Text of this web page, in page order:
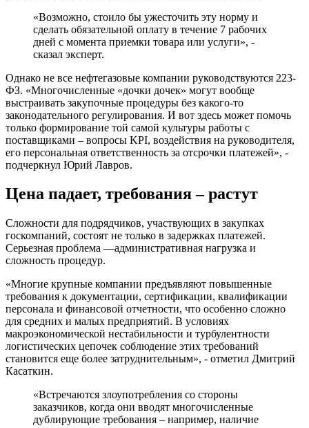
«Возможно, стоило бы ужесточить эту норму и
сделать обязательной оплату в течение 7 рабочих
дней с момента приемки товара или услуги», -
сказал эксперт.
Однако не все нефтегазовые компании руководствуются 223-
ФЗ. «Многочисленные «дочки дочек» могут вообще
выстраивать закупочные процедуры без какого-то
законодательного регулирования. И вот здесь может помочь
только формирование той самой культуры работы с
поставщиками – вопросы KPI, воздействия на руководителя,
его персональная ответственность за отсрочки платежей», -
подчеркнул Юрий Лавров.
Цена падает, требования – растут
Сложности для подрядчиков, участвующих в закупках
госкомпаний, состоят не только в задержках платежей.
Серьезная проблема —административная нагрузка и
сложность процедур.
«Многие крупные компании предъявляют повышенные
требования к документации, сертификации, квалификации
персонала и финансовой отчетности, что особенно сложно
для средних и малых предприятий. В условиях
макроэкономической нестабильности и турбулентности
логистических цепочек соблюдение этих требований
становится еще более затруднительным», - отметил Дмитрий
Касаткин.
«Встречаются злоупотребления со стороны
заказчиков, когда они вводят многочисленные
дублирующие требования – например, наличие